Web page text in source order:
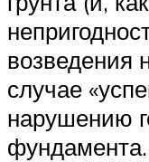
возведения
случае
нарушению
фундамента.